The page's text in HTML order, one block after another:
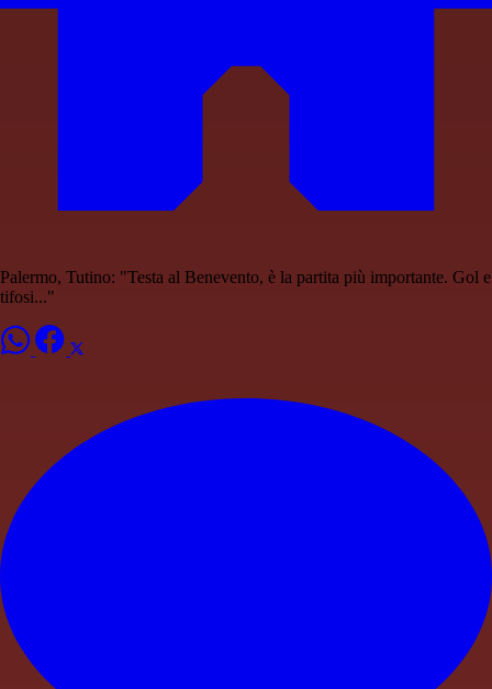
Palermo, Tutino: "Testa al Benevento, è la partita più importante. Gol e
tifosi..."